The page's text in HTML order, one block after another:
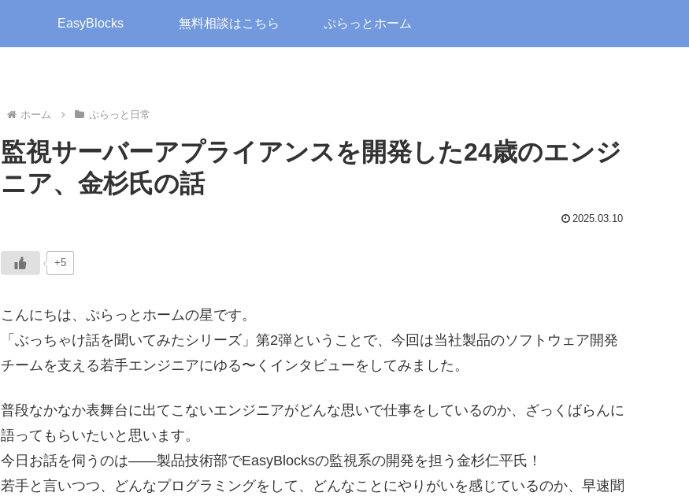
EasyBlocks 無料相談はこちら ぷらっとホーム
ホーム ぷらっと日常
監視サーバーアプライアンスを開発した24歳のエンジ
ニア、金杉氏の話
2025.03.10
+5
こんにちは、ぷらっとホームの星です。
「ぶっちゃけ話を聞いてみたシリーズ」第2弾ということで、今回は当社製品のソフトウェア開発
チームを支える若手エンジニアにゆる〜くインタビューをしてみました。
普段なかなか表舞台に出てこないエンジニアがどんな思いで仕事をしているのか、ざっくばらんに
語ってもらいたいと思います。
今日お話を伺うのは――製品技術部でEasyBlocksの監視系の開発を担う金杉仁平氏！
若手と言いつつ、どんなプログラミングをして、どんなことにやりがいを感じているのか、早速聞